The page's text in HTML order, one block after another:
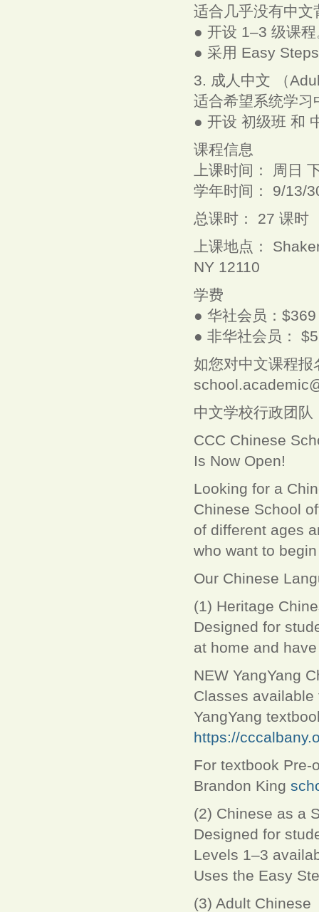
适合几乎没有中文
● 开设 1–3 级课程
● 采用 Easy
3. 成人中文 （
适合希望系统学习
● 开设 初级班 和
课程信息
上课时间： 周日
学年时间： 9/13/
总课时： 27 课时
上课地点：
NY 12110
学费
● 华社会员：$369
● 非华社会员：
如您对中文课程报
中文学校行政团队
CCC Chinese
Is Now Open!
Looking for a
Chinese School
of different ages
who want to
Our Chinese
(1) Heritage
Designed for
at home and
NEW YangYang
Classes available
YangYang
https://
For textbook Pre-
Brandon King
(2) Chinese as a
Designed for
Levels 1–3
Uses the Easy
(3) Adult Chinese